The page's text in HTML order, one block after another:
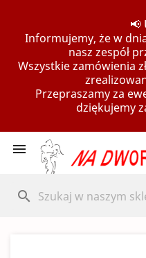
📢
Informujemy, że w
nasz zespół
Wszystkie zamówienia
Przepraszamy za
dziękujemy

search